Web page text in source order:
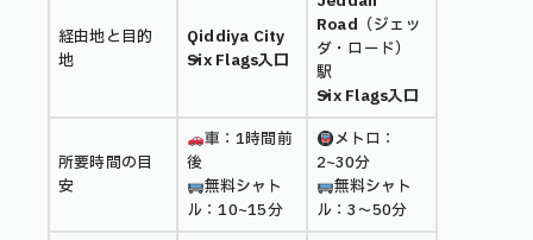
経由地と目的
地
Qiddiya City
→Six Flags入口
Road （ジェッ
ダ・ロード）
駅
→Six Flags入口
所要時間の目
安
車：1時間前
後
無料シャト
ル：10~15分
メトロ：
2~30分
無料シャト
ル：3〜50分